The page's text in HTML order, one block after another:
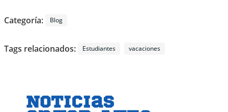
Categoría: Blog
Tags relacionados: Estudiantes vacaciones